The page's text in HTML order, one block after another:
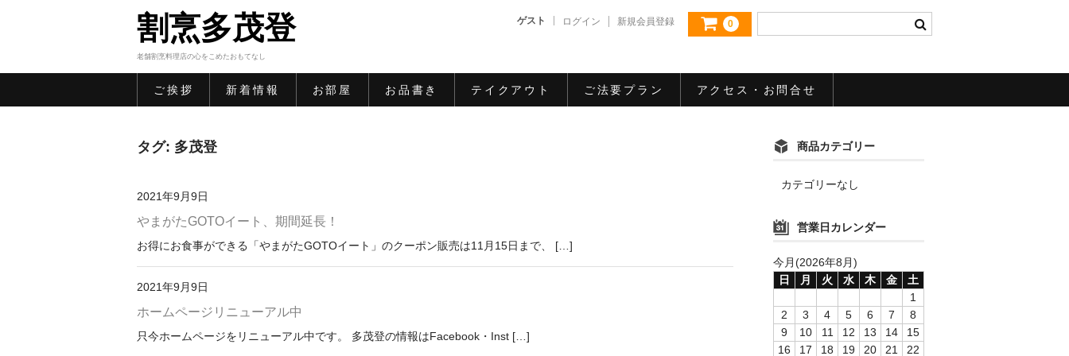
割烹多茂登 0
ゲスト ログイン 新規会員登録
老舗割烹料理店の心をこめたおもてなし
ご挨拶 新着情報 お部屋 お品書き テイクアウト ご法要プラン アクセス・お問合せ
タグ: 多茂登
2021年9月9日
やまがたGOTOイート、期間延長！
お得にお食事ができる「やまがたGOTOイート」のクーポン販売は11月15日まで、 […]
2021年9月9日
ホームページリニューアル中
只今ホームページをリニューアル中です。 多茂登の情報はFacebook・Inst […]
商品カテゴリー
カテゴリーなし
営業日カレンダー
今月(2026年8月)
日
月 火 水 木 金
土
1
2
3 4 5 6 7
8
9
10 11 12 13 14
15
16
17 18 19 20 21
22